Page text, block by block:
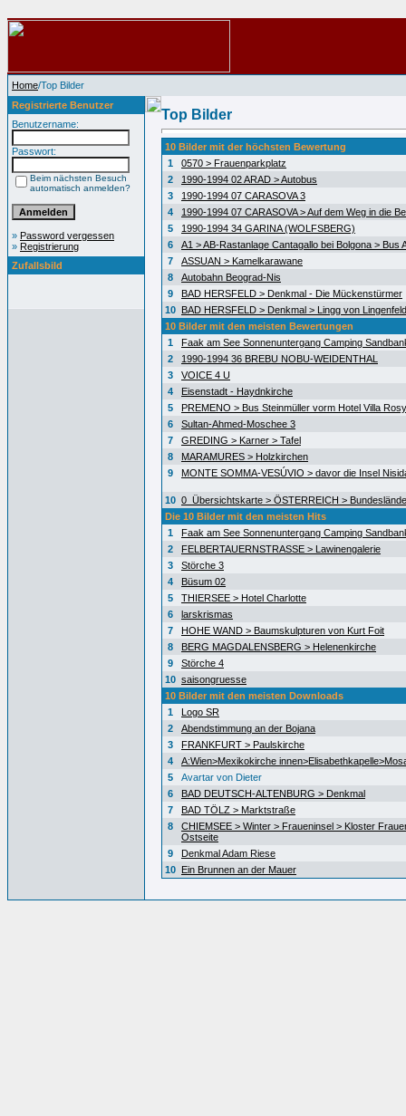
Home/Top Bilder
Registrierte Benutzer
Benutzername:
Passwort:
Beim nächsten Besuch
automatisch anmelden?
» Password vergessen
» Registrierung
Zufallsbild
Top Bilder
10 Bilder mit der höchsten Bewertung
1
0570 > Frauenparkplatz
2
1990-1994 02 ARAD > Autobus
3
1990-1994 07 CARASOVA 3
4
1990-1994 07 CARASOVA > Auf dem Weg in die
5
1990-1994 34 GARINA (WOLFSBERG)
6
A1 > AB-Rastanlage Cantagallo bei Bolgona > Bus
7
ASSUAN > Kamelkarawane
8
Autobahn Beograd-Nis
9
BAD HERSFELD > Denkmal - Die Mückenstürmer
10 BAD HERSFELD > Denkmal > Lingg von Lingenfeld
10 Bilder mit den meisten Bewertungen
1
Faak am See Sonnenuntergang Camping
2
1990-1994 36 BREBU NOBU-WEIDENTHAL
3
VOICE 4 U
4
Eisenstadt - Haydnkirche
5
PREMENO > Bus Steinmüller vorm Hotel Villa Rosy
6
Sultan-Ahmed-Moschee 3
7
GREDING > Karner > Tafel
8
MARAMURES > Holzkirchen
9
MONTE SOMMA-VESÚVIO > davor die Insel
10 0_Übersichtskarte > ÖSTERREICH >
Die 10 Bilder mit den meisten Hits
1
Faak am See Sonnenuntergang Camping
2
FELBERTAUERNSTRASSE > Lawinengalerie
3
Störche 3
4
Büsum 02
5
THIERSEE > Hotel Charlotte
6
larskrismas
7
HOHE WAND > Baumskulpturen von Kurt Foit
8
BERG MAGDALENSBERG > Helenenkirche
9
Störche 4
10 saisongruesse
10 Bilder mit den meisten Downloads
1
Logo SR
2
Abendstimmung an der Bojana
3
FRANKFURT > Paulskirche
4
A:Wien>Mexikokirche
5
Avartar von Dieter
6
BAD DEUTSCH-ALTENBURG > Denkmal
7
BAD TÖLZ > Marktstraße
8
CHIEMSEE > Winter > Fraueninsel > Kloster
Ostseite
9
Denkmal Adam Riese
10 Ein Brunnen an der Mauer